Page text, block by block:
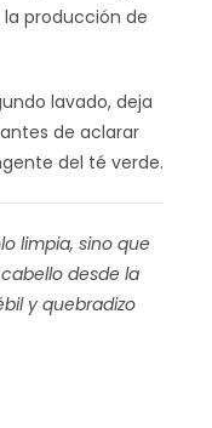
producción de
lavado, deja
de aclarar
del té verde.
limpia, sino que
desde la
y quebradizo